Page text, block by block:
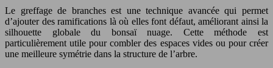
Le greffage de branches est une technique avancée qui permet
d’ajouter des ramifications là où elles font défaut, améliorant ainsi la
silhouette globale du bonsaï nuage. Cette méthode est
particulièrement utile pour combler des espaces vides ou pour créer
une meilleure symétrie dans la structure de l’arbre.